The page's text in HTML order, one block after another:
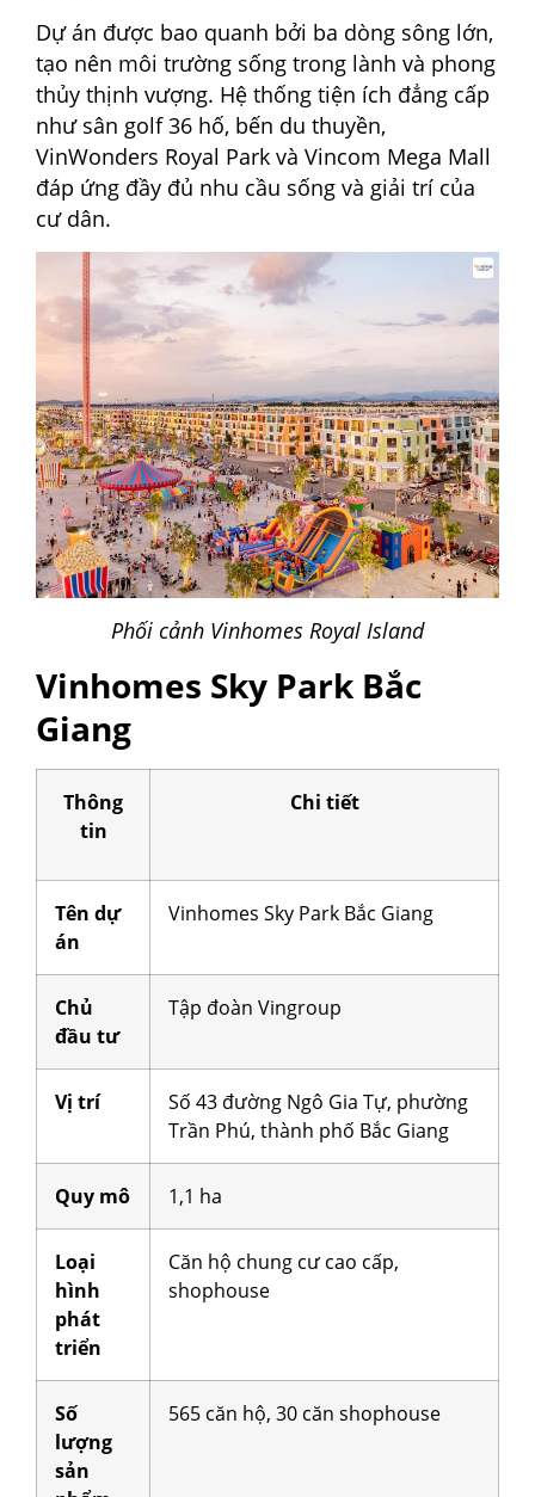
Dự án được bao quanh bởi ba dòng sông lớn,
tạo nên môi trường sống trong lành và phong
thủy thịnh vượng. Hệ thống tiện ích đẳng cấp
như sân golf 36 hố, bến du thuyền,
VinWonders Royal Park và Vincom Mega Mall
đáp ứng đầy đủ nhu cầu sống và giải trí của
cư dân.
Phối cảnh Vinhomes Royal Island
Vinhomes Sky Park Bắc
Giang
Thông
tin
Chi tiết
Tên dự
án
Vinhomes Sky Park Bắc Giang
Chủ
đầu tư
Tập đoàn Vingroup
Vị trí
Số 43 đường Ngô Gia Tự, phường
Trần Phú, thành phố Bắc Giang
Quy mô 1,1 ha
Loại
hình
phát
triển
Căn hộ chung cư cao cấp,
shophouse
Số
lượng
sản
565 căn hộ, 30 căn shophouse